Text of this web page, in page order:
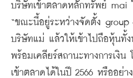
บริษัทเข้าตลาดหลักทรัพย์ mai
“ขณะนี้อยู่ระหว่างจัดตั้ง group
บริษัทแม่ แล้วให้เข้าไปถือหุ้นทั้
พร้อมเคลียร์สถานะทางการเงิน
เข้าตลาดได้ในปี
2566 หรืออย่า